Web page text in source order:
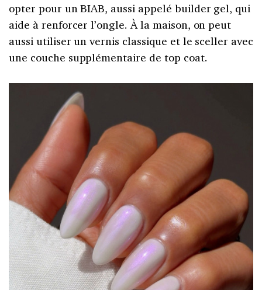
opter pour un BIAB, aussi appelé builder gel, qui
aide à renforcer l’ongle. À la maison, on peut
aussi utiliser un vernis classique et le sceller avec
une couche supplémentaire de top coat.